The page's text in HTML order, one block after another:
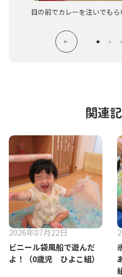
目の前でカレーを注いでもら
関連
2026年07月22日
ビニール袋風船で遊んだ
よ！（0歳児 ひよこ組）